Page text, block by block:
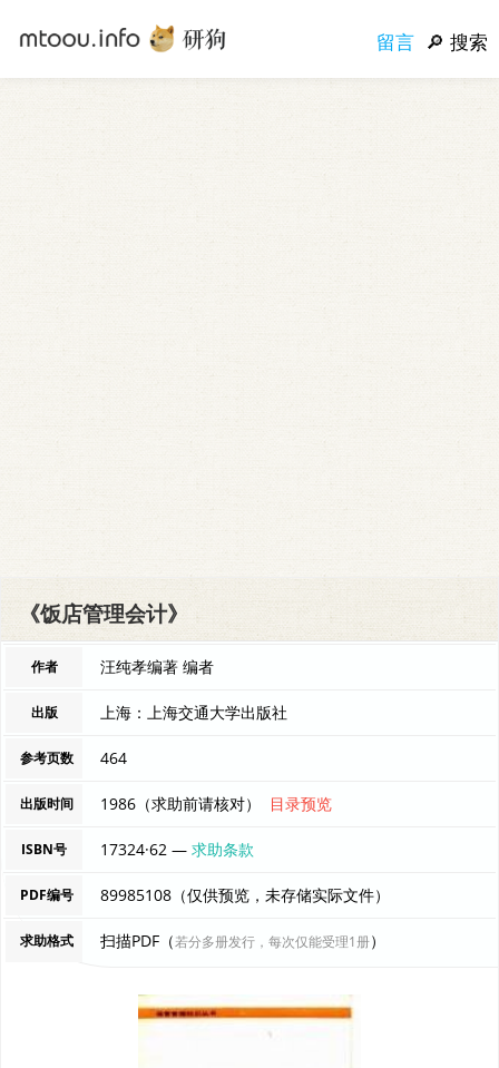
留言 搜索
《饭店管理会计》
作者 汪纯孝编著 编者
出版 上海：上海交通大学出版社
参考页数 464
出版时间 1986（求助前请核对） 目录预览
ISBN号 17324·62 —求助条款
PDF编号 89985108（仅供预览，未存储实际文件）
求助格式 扫描PDF（若分多册发行，每次仅能受理1册）